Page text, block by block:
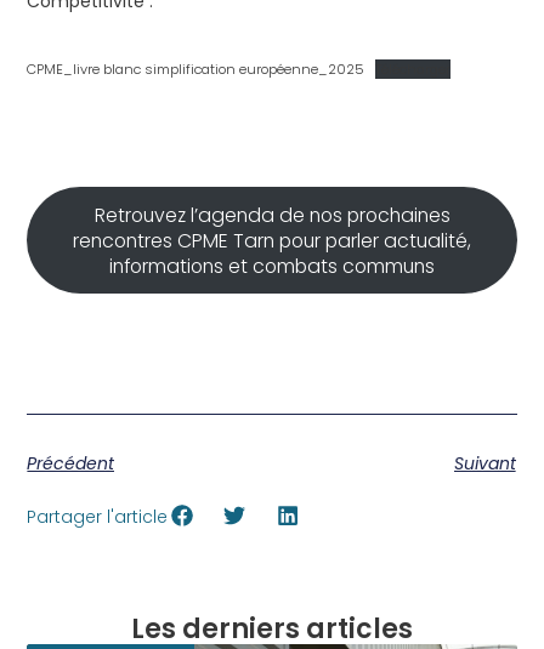
CPME_livre blanc simplification européenne_2025
Retrouvez l’agenda de nos prochaines
rencontres CPME Tarn pour parler actualité,
informations et combats communs
Précédent Suivant
Partager l'article
Les derniers articles